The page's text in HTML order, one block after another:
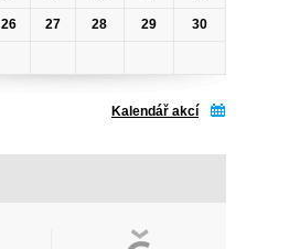
26 27 28 29 30
Kalendář akcí